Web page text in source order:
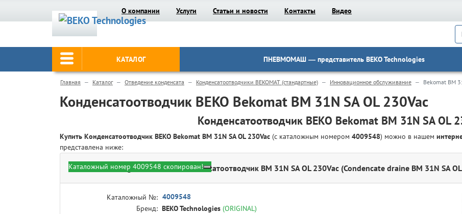
О компании Услуги Статьи и новости Контакты Видео
КАТАЛОГ ПНЕВМОМАШ — представитель BEKO Technologies
Главная Каталог Отведение конденсата Конденсатоотводчики BEKOMAT (стандартные) Инновационное обслуживание Bekomat BM
Конденсатоотводчик BEKO Bekomat BM 31N SA OL 230Vac
Конденсатоотводчик BEKO Bekomat BM 31N SA OL
Купить Конденсатоотводчик BEKO Bekomat BM 31N SA OL 230Vac (с каталожным номером 4009548) можно в нашем
представлена ниже:
BEKO Technologies 4009548 - Конденсатоотводчик BM 31N SA OL 230Vac (Condencate draine BM 31N SA
Каталожный №: 4009548
Бренд: BEKO Technologies (ORIGINAL)
Каталожный номер 4009548 скопирован!